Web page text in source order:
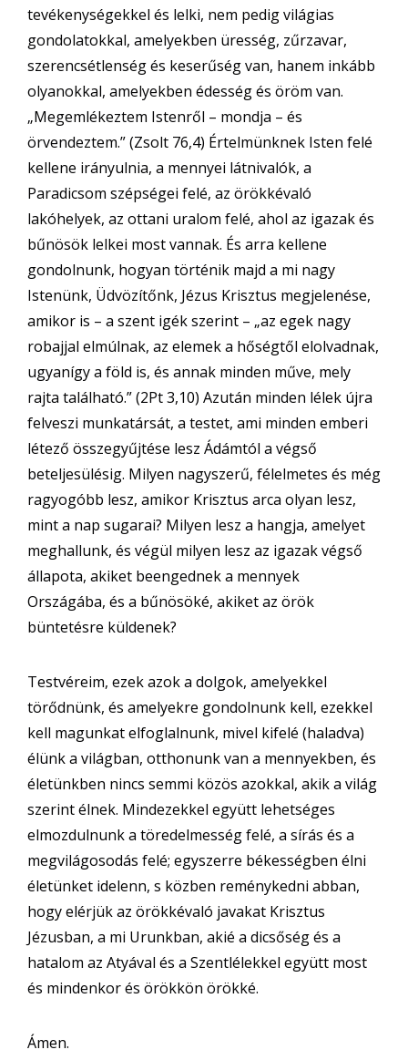
tevékenységekkel és lelki, nem pedig világias
gondolatokkal, amelyekben üresség, zűrzavar,
szerencsétlenség és keserűség van, hanem inkább
olyanokkal, amelyekben édesség és öröm van.
„Megemlékeztem Istenről – mondja – és
örvendeztem.” (Zsolt 76,4) Értelmünknek Isten felé
kellene irányulnia, a mennyei látnivalók, a
Paradicsom szépségei felé, az örökkévaló
lakóhelyek, az ottani uralom felé, ahol az igazak és
bűnösök lelkei most vannak. És arra kellene
gondolnunk, hogyan történik majd a mi nagy
Istenünk, Üdvözítőnk, Jézus Krisztus megjelenése,
amikor is – a szent igék szerint – „az egek nagy
robajjal elmúlnak, az elemek a hőségtől elolvadnak,
ugyanígy a föld is, és annak minden műve, mely
rajta található.” (2Pt 3,10) Azután minden lélek újra
felveszi munkatársát, a testet, ami minden emberi
létező összegyűjtése lesz Ádámtól a végső
beteljesülésig. Milyen nagyszerű, félelmetes és még
ragyogóbb lesz, amikor Krisztus arca olyan lesz,
mint a nap sugarai? Milyen lesz a hangja, amelyet
meghallunk, és végül milyen lesz az igazak végső
állapota, akiket beengednek a mennyek
Országába, és a bűnösöké, akiket az örök
büntetésre küldenek?
Testvéreim, ezek azok a dolgok, amelyekkel
törődnünk, és amelyekre gondolnunk kell, ezekkel
kell magunkat elfoglalnunk, mivel kifelé (haladva)
élünk a világban, otthonunk van a mennyekben, és
életünkben nincs semmi közös azokkal, akik a világ
szerint élnek. Mindezekkel együtt lehetséges
elmozdulnunk a töredelmesség felé, a sírás és a
megvilágosodás felé; egyszerre békességben élni
életünket idelenn, s közben reménykedni abban,
hogy elérjük az örökkévaló javakat Krisztus
Jézusban, a mi Urunkban, akié a dicsőség és a
hatalom az Atyával és a Szentlélekkel együtt most
és mindenkor és örökkön örökké.
Ámen.